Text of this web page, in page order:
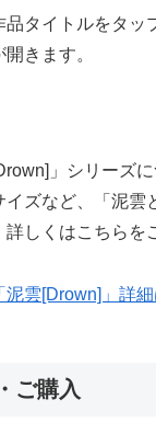
タイトルをタッ
きます。
」シリーズ
イズなど、「泥雲
しくはこちらを
雲[Drown]」詳細
ご購入